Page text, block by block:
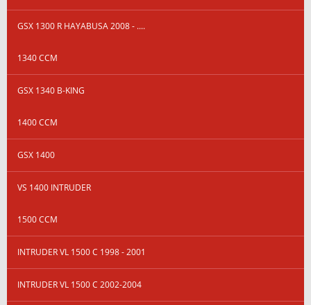
GSX 1300 R HAYABUSA 2008 - ....
1340 CCM
GSX 1340 B-KING
1400 CCM
GSX 1400
VS 1400 INTRUDER
1500 CCM
INTRUDER VL 1500 C 1998 - 2001
INTRUDER VL 1500 C 2002-2004